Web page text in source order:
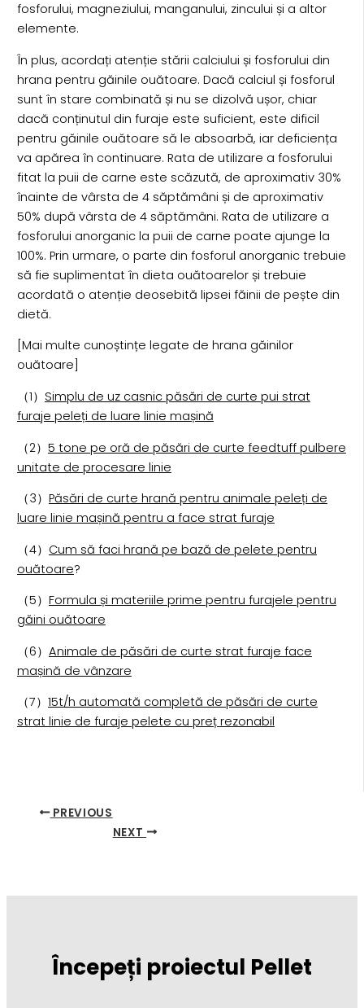
fosforului, magneziului, manganului, zincului și a altor
elemente.
În plus, acordați atenție stării calciului și fosforului din
hrana pentru găinile ouătoare. Dacă calciul și fosforul
sunt în stare combinată și nu se dizolvă ușor, chiar
dacă conținutul din furaje este suficient, este dificil
pentru găinile ouătoare să le absoarbă, iar deficiența
va apărea în continuare. Rata de utilizare a fosforului
fitat la puii de carne este scăzută, de aproximativ 30%
înainte de vârsta de 4 săptămâni și de aproximativ
50% după vârsta de 4 săptămâni. Rata de utilizare a
fosforului anorganic la puii de carne poate ajunge la
100%. Prin urmare, o parte din fosforul anorganic trebuie
să fie suplimentat în dieta ouătoarelor și trebuie
acordată o atenție deosebită lipsei făinii de pește din
dietă.
[Mai multe cunoștințe legate de hrana găinilor
ouătoare]
（1） Simplu de uz casnic păsări de curte pui strat
furaje peleți de luare linie mașină
（2） 5 tone pe oră de păsări de curte feedtuff pulbere
unitate de procesare linie
（3） Păsări de curte hrană pentru animale peleți de
luare linie mașină pentru a face strat furaje
（4） Cum să faci hrană pe bază de pelete pentru
ouătoare?
（5） Formula și materiile prime pentru furajele pentru
găini ouătoare
（6） Animale de păsări de curte strat furaje face
mașină de vânzare
（7） 15t/h automată completă de păsări de curte
strat linie de furaje pelete cu preț rezonabil
PREVIOUS
NEXT
Începeți proiectul Pellet